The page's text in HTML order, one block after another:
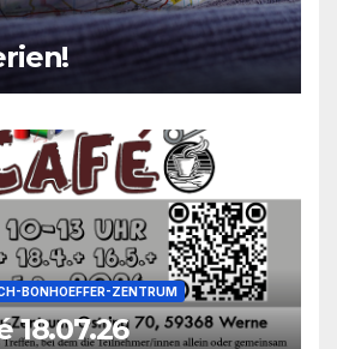
BONHOEFFER-ZENTRUM
18.07.26